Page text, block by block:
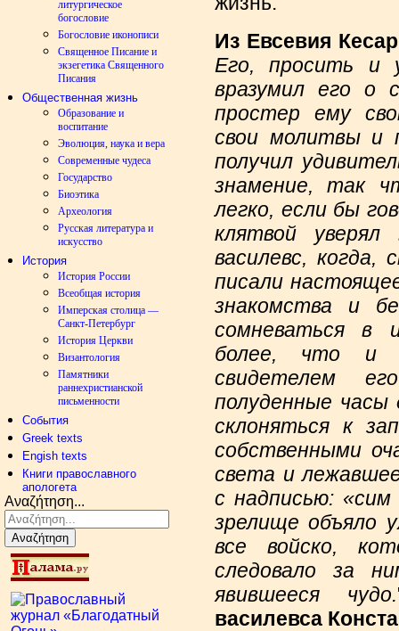
литургическое
богословие
Богословие иконописи
Священное Писание и
экзегетика Священного
Писания
Общественная жизнь
Образование и
воспитание
Эволюция, наука и вера
Современные чудеса
Государство
Биоэтика
Археология
Русская литература и
искусство
История
История России
Всеобщая история
Имперская столица —
Санкт-Петербург
История Церкви
Византология
Памятники
раннехристианской
письменности
События
Greek texts
Engish texts
Книги православного
апологета
Αναζήτηση...
Αναζήτηση
Из Евсевия
Его, просить и
вразумил его о
простер ему
свои молитвы и
получил
знамение, так
легко, если бы
клятвой
василевс, когда,
писали
знакомства и
сомневаться в
более, что и
свидетелем
полуденные часы
склоняться к
собственными
света и
с надписью: «сим
зрелище объяло
все войско,
следовало за
явившееся чудо.
василевса